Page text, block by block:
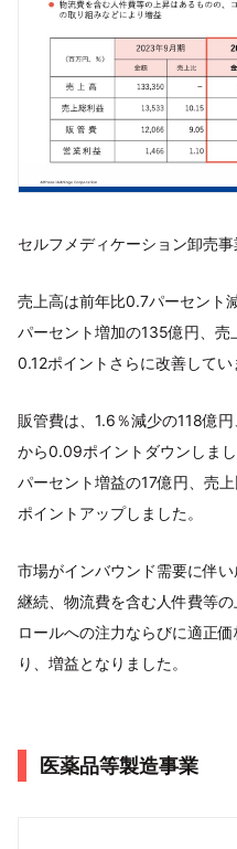
セルフメディケーション卸売事
売上高は前年比0.7パーセント
パーセント増加の135億円、売
0.12ポイントさらに改善してい
販管費は、1.6％減少の118億
から0.09ポイントダウンしま
パーセント増益の17億円、売
ポイントアップしました。
市場がインバウンド需要に伴
継続、物流費を含む人件費等
ロールへの注力ならびに適正
り、増益となりました。
医薬品等製造事業